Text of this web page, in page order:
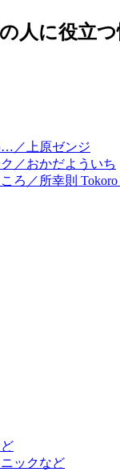
人に役立
／上原ゼンジ
／おかだよういち
ろ／所幸則 Tokoro
ックなど